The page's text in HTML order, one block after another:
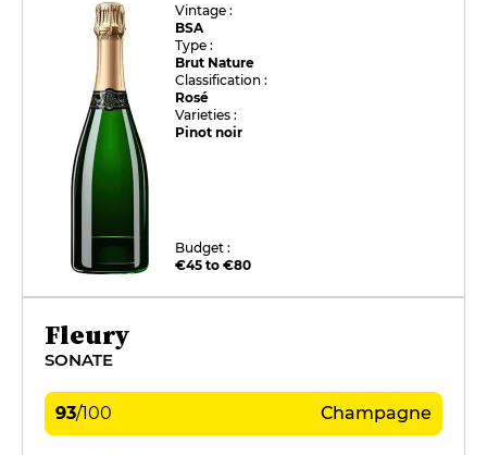
Vintage :
BSA
Type :
Brut Nature
Classification :
Rosé
Varieties :
Pinot noir
Budget :
€45 to €80
Fleury
SONATE
93/100 Champagne